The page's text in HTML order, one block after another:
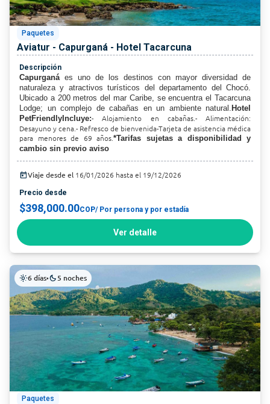
Paquetes
Aviatur - Capurganá - Hotel Tacarcuna
Descripción
Capurganáes uno de los destinos con mayor diversidad de
naturaleza y atractivos turísticos del departamento del Chocó.
Ubicado a 200 metros del mar Caribe, se encuentra el Tacarcuna
Lodge; un complejo de cabañas en un ambiente natural. Hotel
PetFriendlyIncluye:- Alojamiento en cabañas.- Alimentación:
Desayuno y cena.- Refresco de bienvenida-Tarjeta de asistencia médica
para menores de 69 años.*Tarifas sujetas a disponibilidad y
cambio sin previo aviso
todayViaje desde el 16/01/2026 hasta el 19/12/2026
Precio desde
$398,000.00COP/ Por persona y por estadía
Ver detalle
light_mode6 días•dark_mode5 noches
Paquetes